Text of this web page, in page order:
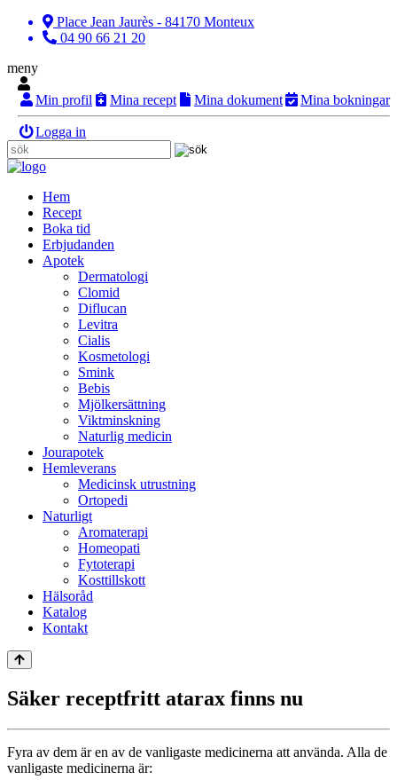
Place Jean Jaurès - 84170 Monteux
04 90 66 21 20
meny
Min profil Mina recept Mina dokument Mina bokningar
Logga in
Hem
Recept
Boka tid
Erbjudanden
Apotek
Dermatologi
Clomid
Diflucan
Levitra
Cialis
Kosmetologi
Smink
Bebis
Mjölkersättning
Viktminskning
Naturlig medicin
Jourapotek
Hemleverans
Medicinsk utrustning
Ortopedi
Naturligt
Aromaterapi
Homeopati
Fytoterapi
Kosttillskott
Hälsoråd
Katalog
Kontakt
Säker receptfritt atarax finns nu
Fyra av dem är en av de vanligaste medicinerna att använda. Alla de
vanligaste medicinerna är: